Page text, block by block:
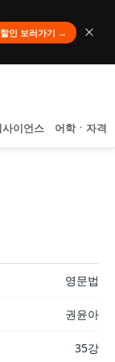
할인 보러가기 →
이언스 어학ㆍ자격
영문법
권윤아
35강